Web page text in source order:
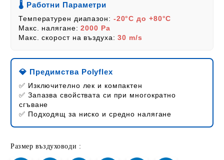
🌡️ Работни Параметри
Температурен диапазон: -20°C до +80°C
Макс. налягане:2000 Pa
Макс. скорост на въздуха:30 m/s
💎 Предимства Polyflex
✅ Изключително лек и компактен
✅ Запазва свойствата си при многократно
сгъване
✅ Подходящ за ниско и средно налягане
Размер въздуховоди :